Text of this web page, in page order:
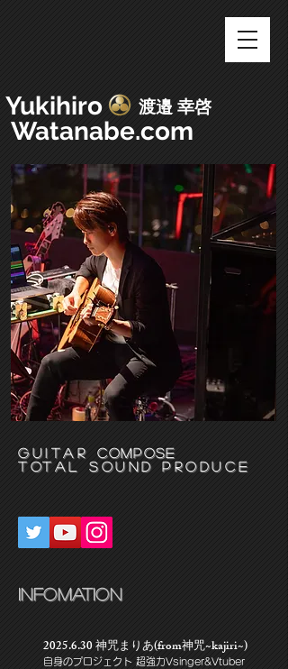
Yukihiro
​ Watanabe.com
​渡邉 幸啓
​Guitar compose
TOtal sound produce
​INFOMATION
2025.6.30神咒まりあ(from神咒~kajiri~)
自身のプロジェクト 超強力Vsinger&Vtuber